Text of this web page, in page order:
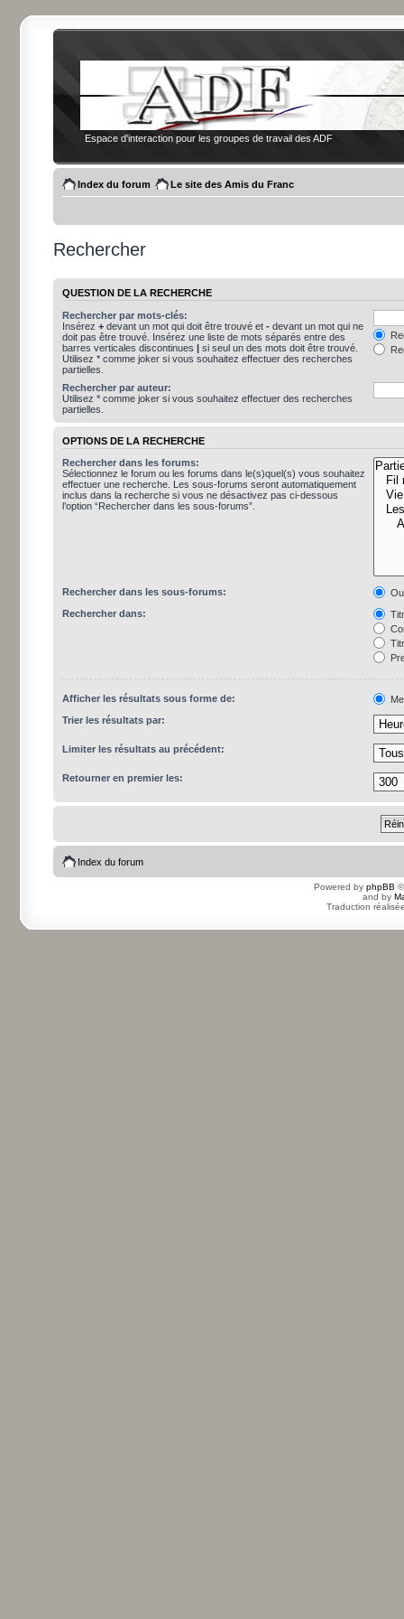
Espace d'interaction pour les groupes de travail des ADF
Index du forum Le site des Amis du Franc
Rechercher
QUESTION DE LA RECHERCHE
Rechercher par mots-clés:
Insérez + devant un mot qui doit être trouvé et - devant un mot qui ne
doit pas être trouvé. Insérez une liste de mots séparés entre des
barres verticales discontinues | si seul un des mots doit être trouvé.
Utilisez * comme joker si vous souhaitez effectuer des recherches
partielles.
Rechercher par auteur:
Utilisez * comme joker si vous souhaitez effectuer des recherches
partielles.
OPTIONS DE LA RECHERCHE
Rechercher dans les forums:
Sélectionnez le forum ou les forums dans le(s)quel(s) vous souhaitez
effectuer une recherche. Les sous-forums seront automatiquement
inclus dans la recherche si vous ne désactivez pas ci-dessous
l’option “Rechercher dans les sous-forums”.
Rechercher dans les sous-forums:
Rechercher dans:
Afficher les résultats sous forme de:
Trier les résultats par:
Limiter les résultats au précédent:
Retourner en premier les:
Index du forum
Powered by phpBB
and by
Traduction